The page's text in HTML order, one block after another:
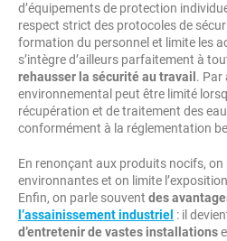
d’équipements de protection
respect strict des protocoles de
formation du personnel et limite les
s’intègre d’ailleurs parfaitement à
rehausser la sécurité au travail . Par
environnemental peut être limité
récupération et de traitement des
conformément à la réglementation
En renonçant aux produits nocifs, on
environnantes et on limite
Enfin, on parle souvent des
l’assainissement industriel : il
d’entretenir de vastes installations